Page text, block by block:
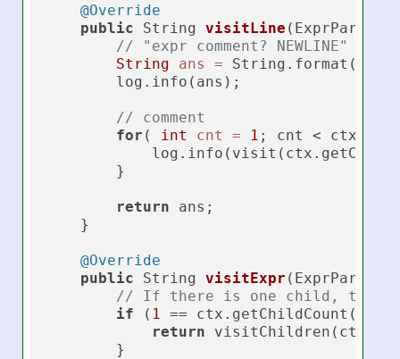
@Override
public String visitLine
// "expr comment? NEWLINE"
String
ans = String.format(
        log.info(ans);
// comment
for ( int cnt = 1 ; cnt <
        }
return ans;
    }
@Override
public String visitExpr
// If there is one child, that's
if ( 1
== ctx.getChildCount()) {
return visitChildren(ctx);
        }